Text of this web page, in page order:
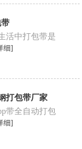
活中打包带是
细]
打包带厂家
带全自动打包
细]